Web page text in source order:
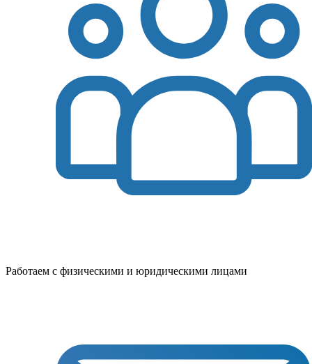
Работаем с физическими и юридическими лицами